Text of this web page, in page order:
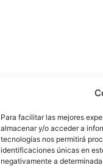
Para facilitar las mejores
almacenar y/o acceder a
tecnologías nos permitirá
identificaciones únicas en
negativamente a